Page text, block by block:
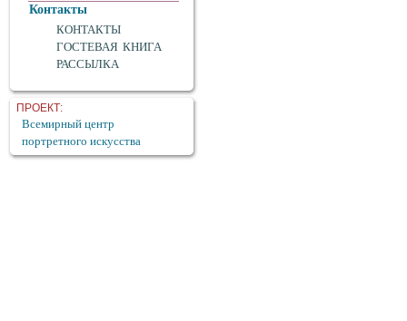
Контакты
КОНТАКТЫ
ГОСТЕВАЯ КНИГА
РАССЫЛКА
ПРОЕКТ:
Всемирный центр
портретного искусства